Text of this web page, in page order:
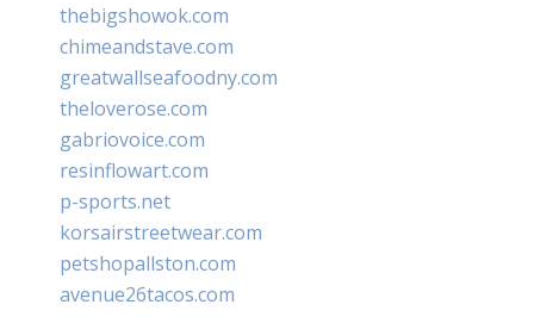
thebigshowok.com
chimeandstave.com
greatwallseafoodny.com
theloverose.com
gabriovoice.com
resinflowart.com
p-sports.net
korsairstreetwear.com
petshopallston.com
avenue26tacos.com